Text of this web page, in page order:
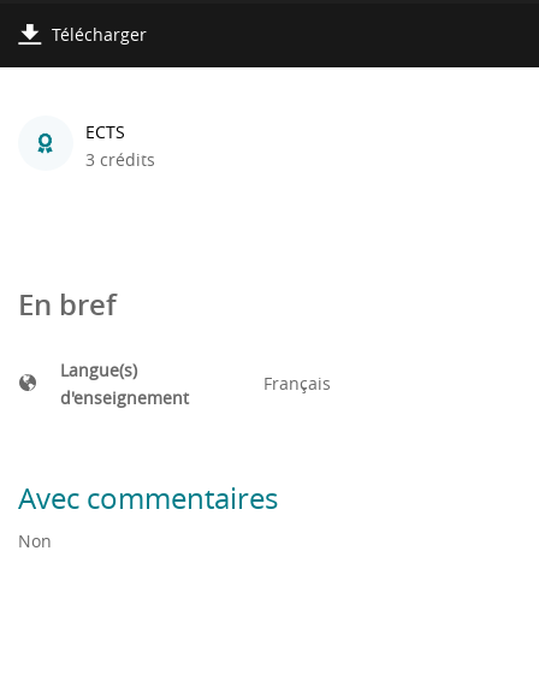
Télécharger
ECTS
3 crédits
En bref
Langue(s)
d'enseignement
Français
Avec commentaires
Non